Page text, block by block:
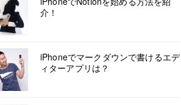
介！
iPhoneでマークダウンで書けるエデ
ィターアプリは？